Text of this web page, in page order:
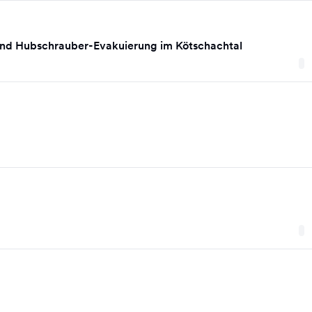
Hubschrauber-Evakuierung im Kötschachtal